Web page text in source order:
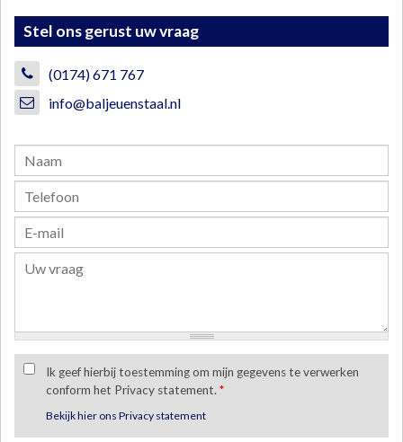
Stel ons gerust uw vraag
(0174) 671 767
info@baljeuenstaal.nl
Ik geef hierbij toestemming om mijn gegevens te verwerken
conform het Privacy statement. *
Bekijk hier ons Privacy statement